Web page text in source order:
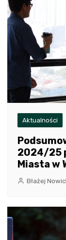
Aktualności
2024/25
Miasta w
Błażej